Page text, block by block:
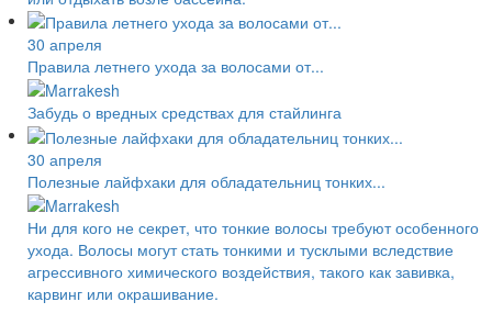
30 апреля
Правила летнего ухода за волосами от...
Забудь о вредных средствах для стайлинга
30 апреля
Полезные лайфхаки для обладательниц тонких...
Ни для кого не секрет, что тонкие волосы требуют особенного
ухода. Волосы могут стать тонкими и тусклыми вследствие
агрессивного химического воздействия, такого как завивка,
карвинг или окрашивание.